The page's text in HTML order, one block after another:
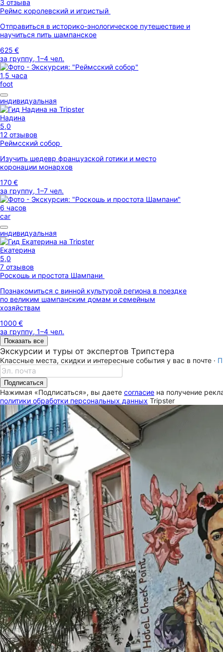
3 отзыва
Реймс королевский и игристый
Отправиться в историко-энологическое путешествие и
научиться пить шампанское
625 €
за группу, 1–4 чел.
1,5 часа
foot
индивидуальная
Надина
5,0
12 отзывов
Реймсский собор
Изучить шедевр французской готики и место
коронации монархов
170 €
за группу, 1–7 чел.
6 часов
car
индивидуальная
Екатерина
5,0
7 отзывов
Роскошь и простота Шампани
Познакомиться с винной культурой региона в поездке
по великим шампанским домам и семейным
хозяйствам
1000 €
за группу, 1–4 чел.
Показать все
Экскурсии и туры от экспертов Трипстера
Классные места, скидки и интересные события у вас в почте ·
Подписаться
Нажимая «Подписаться», вы даете согласие на получение
политики обработки персональных данных Tripster